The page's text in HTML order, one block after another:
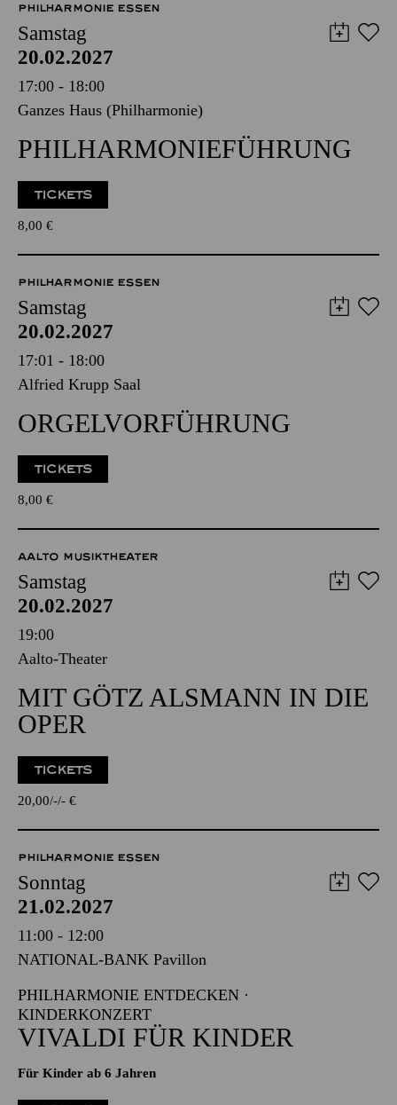
8,00 €
PHILHARMONIE ESSEN
Samstag
20.02.2027
17:00 - 18:00
PHILHARMONIE­FÜHRUNG
8,00 €
PHILHARMONIE ESSEN
Samstag
20.02.2027
17:01 - 18:00
ORGEL­VORFÜHRUNG
8,00 €
AALTO MUSIKTHEATER
Samstag
20.02.2027
19:00
Aalto-Theater
MIT GÖTZ ALSMANN IN DIE
OPER
20,00 - -€
PHILHARMONIE ESSEN
Sonntag
21.02.2027
11:00 - 12:00
NATIONAL-BANK Pavillon
PHILHARMONIE ENTDECKEN ·
KINDERKONZERT